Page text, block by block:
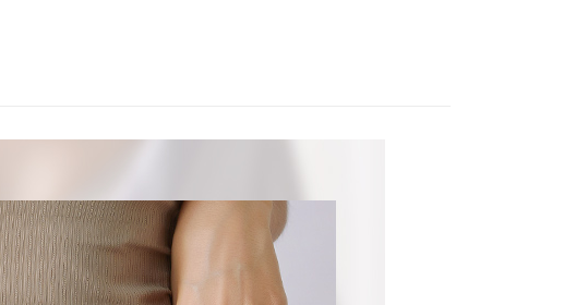
是否繳費成功／繳費後需取消欲退款等相關疑問，請聯繫「AFTEE先享後
【注意事項】
１．透過由恩沛科技股份有限公司提供之「AFTEE先享後付」服務完成之
交易，需依本服務之必要範圍內提供個人資料，並將交易相關給付款項請
求債權轉讓予恩沛科技股份有限公司。
２．關於個人資料處理事宜，請瀏覽以下網址：
https://aftee.tw/terms/#terms3
付款後7-11取貨
黑貓宅急便
每筆NT$80，滿NT$899(含以上)免運費